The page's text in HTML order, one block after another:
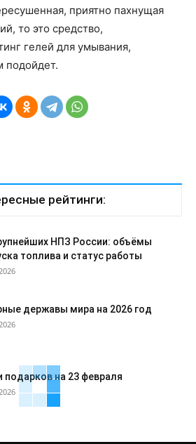
приятно пахнущая
то это средство,
гелей для умывания,
подойдет.
рейтинги:
НПЗ России: объёмы
топлива и статус работы
державы мира на 2026 год
подарков на 23 февраля